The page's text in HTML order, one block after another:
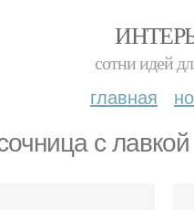
сотни идей
главная
с лавкой